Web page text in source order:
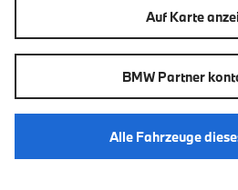
Auf Karte
BMW Partner
Alle Fahrzeuge